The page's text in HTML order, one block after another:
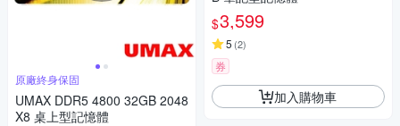
原廠終身保固
UMAX DDR5 4800 32GB 2048
X8 桌上型記憶體
$3,599
5 (2)
券
加入購物車